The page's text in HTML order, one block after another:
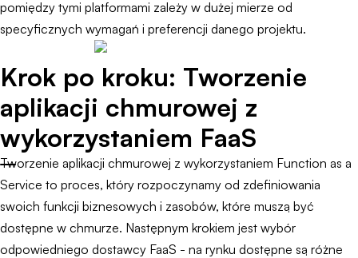
pomiędzy tymi platformami zależy w dużej mierze od
specyficznych wymagań i preferencji danego projektu.
Krok po kroku: Tworzenie
aplikacji chmurowej z
wykorzystaniem FaaS
Tworzenie aplikacji chmurowej z wykorzystaniem Function as a
Service to proces, który rozpoczynamy od zdefiniowania
swoich funkcji biznesowych i zasobów, które muszą być
dostępne w chmurze. Następnym krokiem jest wybór
odpowiedniego dostawcy FaaS - na rynku dostępne są różne